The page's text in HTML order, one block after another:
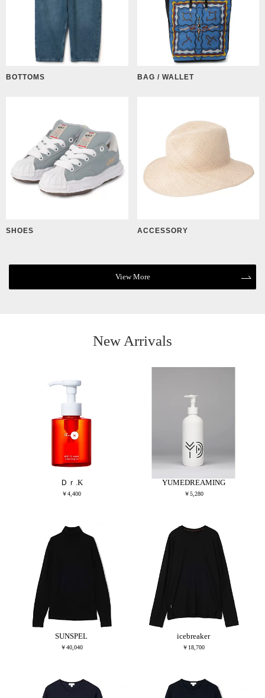
BOTTOMS BAG / WALLET
SHOES ACCESSORY
View More
New Arrivals
Ｄｒ.K
￥4,400
YUMEDREAMING
￥5,280
SUNSPEL
￥40,040
icebreaker
￥18,700